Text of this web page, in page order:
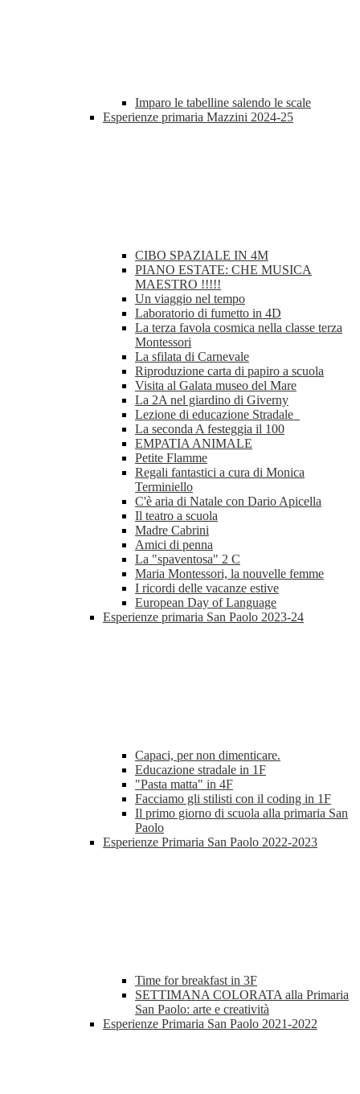
Imparo le tabelline salendo le scale
Esperienze primaria Mazzini 2024-25
CIBO SPAZIALE IN 4M
PIANO ESTATE: CHE MUSICA
MAESTRO !!!!!
Un viaggio nel tempo
Laboratorio di fumetto in 4D
La terza favola cosmica nella classe terza
Montessori
La sfilata di Carnevale
Riproduzione carta di papiro a scuola
Visita al Galata museo del Mare
La 2A nel giardino di Giverny
Lezione di educazione Stradale
La seconda A festeggia il 100
EMPATIA ANIMALE
Petite Flamme
Regali fantastici a cura di Monica
Terminiello
C'è aria di Natale con Dario Apicella
Il teatro a scuola
Madre Cabrini
Amici di penna
La "spaventosa" 2 C
Maria Montessori, la nouvelle femme
I ricordi delle vacanze estive
European Day of Language
Esperienze primaria San Paolo 2023-24
Capaci, per non dimenticare.
Educazione stradale in 1F
"Pasta matta" in 4F
Facciamo gli stilisti con il coding in 1F
Il primo giorno di scuola alla primaria San
Paolo
Esperienze Primaria San Paolo 2022-2023
Time for breakfast in 3F
SETTIMANA COLORATA alla Primaria
San Paolo: arte e creatività
Esperienze Primaria San Paolo 2021-2022